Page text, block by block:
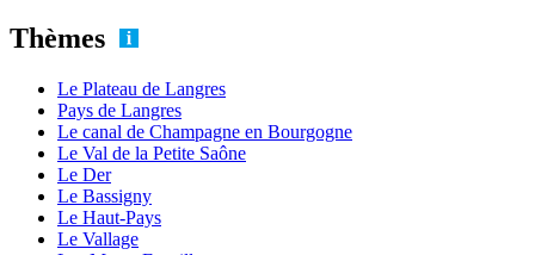
Thèmes
Le Plateau de Langres
Pays de Langres
Le canal de Champagne en Bourgogne
Le Val de la Petite Saône
Le Der
Le Bassigny
Le Haut-Pays
Le Vallage